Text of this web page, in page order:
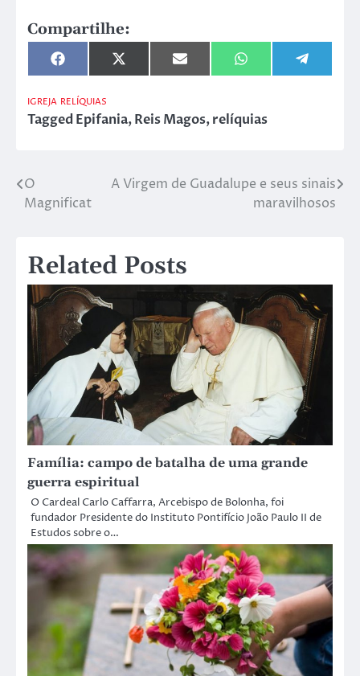
Compartilhe:
Share
on
Share
on
Share
on
Share
on
Share
on
IGREJA RELÍQUIAS
TaggedEpifania,Reis Magos,relíquias
Navegação
O
Magnificat
A Virgem de Guadalupe e seus sinais
maravilhosos
Related Posts
Família: campo de batalha de uma grande
guerra espiritual
O Cardeal Carlo Caffarra, Arcebispo de Bolonha, foi
fundador Presidente do Instituto Pontifício João Paulo II de
Estudos sobre o…